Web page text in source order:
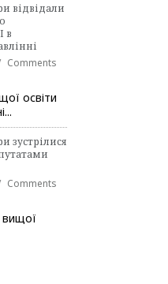
відвідали
в
Comments
освіти
зустрілися
Comments
вищої